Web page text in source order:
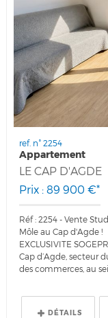
ref. n° 2254
Appartement
LE CAP D'AGDE
Prix : 89 900 €*
Réf : 2254 - Vente
Môle au Cap d'Agde !
EXCLUSIVITE
Cap d’Agde, secteur
des commerces, au
DÉTAILS